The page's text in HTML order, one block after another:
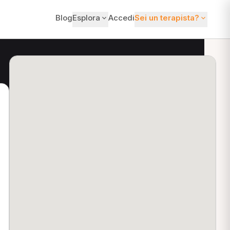
BlogEsplora AccediSei un terapista?